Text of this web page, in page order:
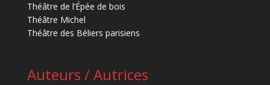
Théâtre de l’Épée de bois
Théâtre Michel
Théâtre des Béliers parisiens
Auteurs / Autrices